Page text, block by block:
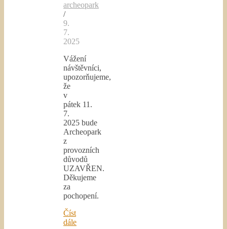
archeopark
/
9.
7.
2025
Vážení
návštěvníci,
upozorňujeme,
že
v
pátek 11.
7.
2025 bude
Archeopark
z
provozních
důvodů
UZAVŘEN.
Děkujeme
za
pochopení.
Číst
dále